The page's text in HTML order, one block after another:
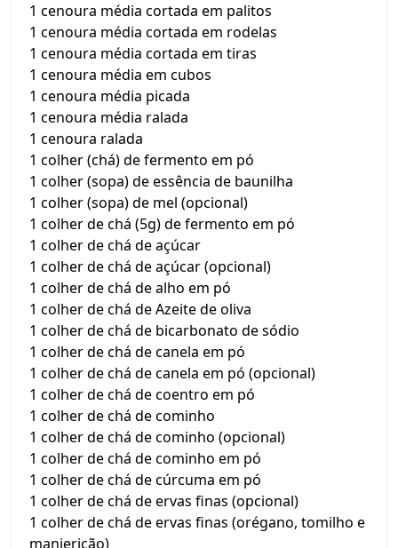
1 cenoura média cortada em palitos
1 cenoura média cortada em rodelas
1 cenoura média cortada em tiras
1 cenoura média em cubos
1 cenoura média picada
1 cenoura média ralada
1 cenoura ralada
1 colher (chá) de fermento em pó
1 colher (sopa) de essência de baunilha
1 colher (sopa) de mel (opcional)
1 colher de chá (5g) de fermento em pó
1 colher de chá de açúcar
1 colher de chá de açúcar (opcional)
1 colher de chá de alho em pó
1 colher de chá de Azeite de oliva
1 colher de chá de bicarbonato de sódio
1 colher de chá de canela em pó
1 colher de chá de canela em pó (opcional)
1 colher de chá de coentro em pó
1 colher de chá de cominho
1 colher de chá de cominho (opcional)
1 colher de chá de cominho em pó
1 colher de chá de cúrcuma em pó
1 colher de chá de ervas finas (opcional)
1 colher de chá de ervas finas (orégano, tomilho e
manjericão)